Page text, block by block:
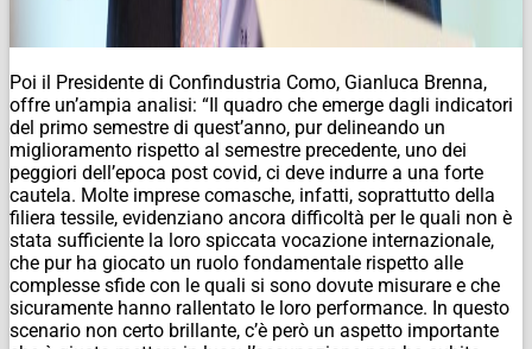
Poi il Presidente di Confindustria Como, Gianluca Brenna,
offre un’ampia analisi: “Il quadro che emerge dagli indicatori
del primo semestre di quest’anno, pur delineando un
miglioramento rispetto al semestre precedente, uno dei
peggiori dell’epoca post covid, ci deve indurre a una forte
cautela. Molte imprese comasche, infatti, soprattutto della
filiera tessile, evidenziano ancora difficoltà per le quali non è
stata sufficiente la loro spiccata vocazione internazionale,
che pur ha giocato un ruolo fondamentale rispetto alle
complesse sfide con le quali si sono dovute misurare e che
sicuramente hanno rallentato le loro performance. In questo
scenario non certo brillante, c’è però un aspetto importante